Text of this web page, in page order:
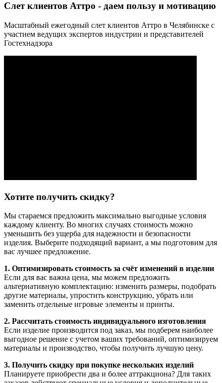
Слет клиентов Аттро - даем пользу и мотивацию
Масштабный ежегодный слет клиентов Аттро в Челябинске с
участием ведущих экспертов индустрии и представителей
Гостехнадзора
Хотите получить скидку?
Мы стараемся предложить максимально выгодные условия
каждому клиенту. Во многих случаях стоимость можно
уменьшить без ущерба для надежности и безопасности
изделия. Выберите подходящий вариант, а мы подготовим для
вас лучшее предложение.
1. Оптимизировать стоимость за счёт изменений в изделии
Если для вас важна цена, мы можем предложить
альтернативную комплектацию: изменить размеры, подобрать
другие материалы, упростить конструкцию, убрать или
заменить отдельные игровые элементы и принты.
2. Рассчитать стоимость индивидуального изготовления
Если изделие производится под заказ, мы подберем наиболее
выгодное решение с учетом ваших требований, оптимизируем
материалы и производство, чтобы получить лучшую цену.
3. Получить скидку при покупке нескольких изделий
Планируете приобрести два и более аттракциона? Для таких